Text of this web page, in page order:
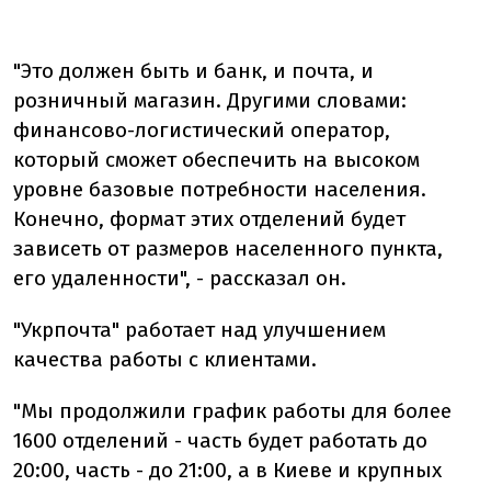
"Это должен быть и банк, и почта, и
розничный магазин. Другими словами:
финансово-логистический оператор,
который сможет обеспечить на высоком
уровне базовые потребности населения.
Конечно, формат этих отделений будет
зависеть от размеров населенного пункта,
его удаленности", - рассказал он.
"Укрпочта" работает над улучшением
качества работы с клиентами.
"Мы продолжили график работы для более
1600 отделений - часть будет работать до
20:00, часть - до 21:00, а в Киеве и крупных